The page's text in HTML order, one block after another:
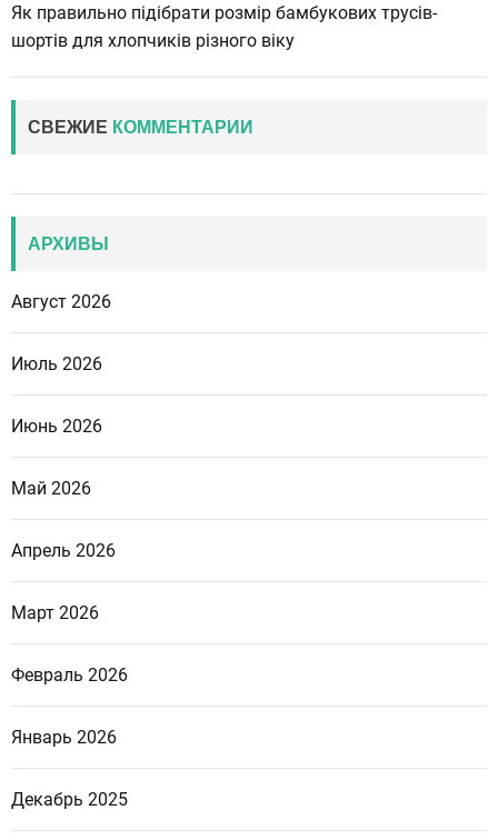
Як правильно підібрати розмір бамбукових трусів-
шортів для хлопчиків різного віку
СВЕЖИЕ КОММЕНТАРИИ
АРХИВЫ
Август 2026
Июль 2026
Июнь 2026
Май 2026
Апрель 2026
Март 2026
Февраль 2026
Январь 2026
Декабрь 2025